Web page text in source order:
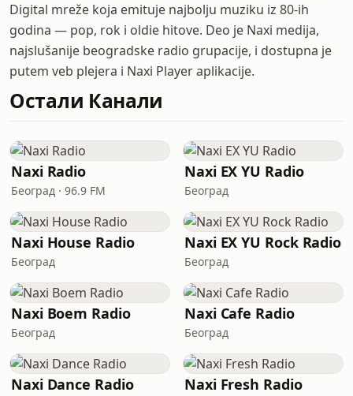
Digital mreže koja emituje najbolju muziku iz 80-ih
godina — pop, rok i oldie hitove. Deo je Naxi medija,
najslušanije beogradske radio grupacije, i dostupna je
putem veb plejera i Naxi Player aplikacije.
Остали Канали
Naxi Radio
Београд · 96.9 FM
Naxi EX YU Radio
Београд
Naxi House Radio
Београд
Naxi EX YU Rock Radio
Београд
Naxi Boem Radio
Београд
Naxi Cafe Radio
Београд
Naxi Dance Radio Naxi Fresh Radio